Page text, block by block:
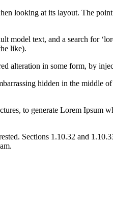
looking at its layout. The
model text, and a search for
like).
alteration in some form, by
hidden in the middle
to generate Lorem Ipsum
Sections 1.10.32 and